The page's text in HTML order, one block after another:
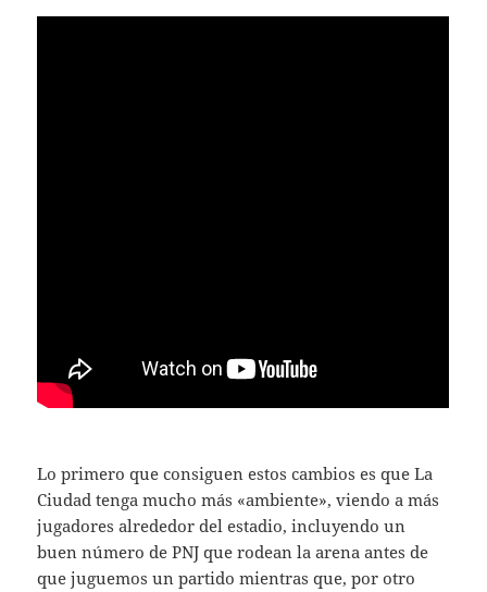
Lo primero que consiguen estos cambios es que La
Ciudad tenga mucho más «ambiente», viendo a más
jugadores alrededor del estadio, incluyendo un
buen número de PNJ que rodean la arena antes de
que juguemos un partido mientras que, por otro